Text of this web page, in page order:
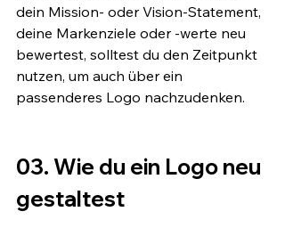
dein Mission- oder Vision-Statement,
deine Markenziele oder -werte neu
bewertest, solltest du den Zeitpunkt
nutzen, um auch über ein
passenderes Logo nachzudenken.
03. Wie du ein Logo neu
gestaltest